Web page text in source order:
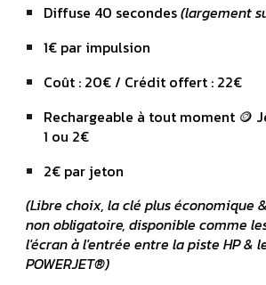
Diffuse 40 secondes(largement
1€ par impulsion
Coût : 20€ / Crédit offert : 22€
Rechargeable à tout moment 🪙
1 ou 2€
2€ par jeton
(Libre choix, la clé pluséconomique &
non obligatoire,disponible comme
l'écran à l'entrée entre la piste HP &
POWERJET®)